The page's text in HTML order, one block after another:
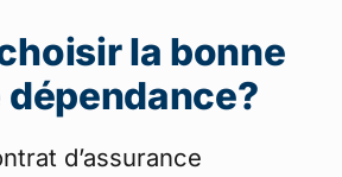
la bonne
d’assurance